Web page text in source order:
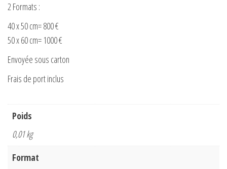
2 Formats :
40 x 50 cm= 800 €
50 x 60 cm= 1000 €
Envoyée sous carton
Frais de port inclus
Poids
0,01 kg
Format